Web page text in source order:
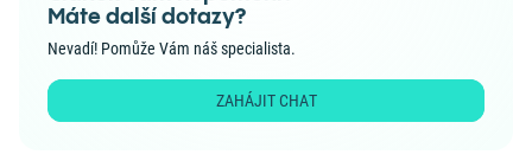
Máte další dotazy?
Nevadí! Pomůže Vám náš specialista.
ZAHÁJIT CHAT